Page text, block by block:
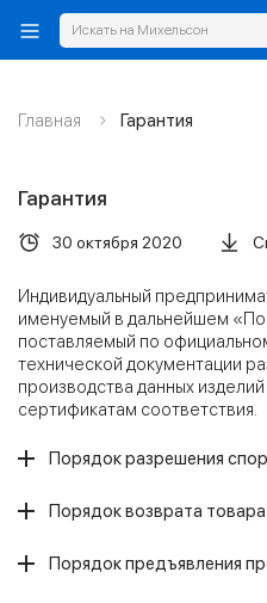
Главная Гарантия
Гарантия
30 октября 2020
Индивидуальный
именуемый в дальнейшем
поставляемый по
технической документации
производства данных
сертификатам соответствия.
Порядок разрешения
Порядок возврата товара
Порядок предъявления